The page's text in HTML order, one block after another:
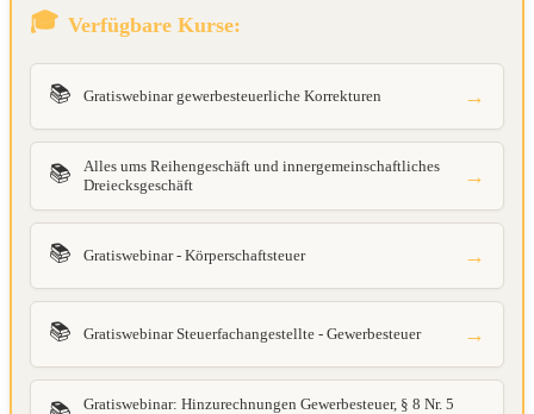
Verfügbare Kurse:
📚 Gratiswebinar gewerbesteuerliche Korrekturen →
📚
Alles ums Reihengeschäft und innergemeinschaftliches
Dreiecksgeschäft
→
📚 Gratiswebinar - Körperschaftsteuer →
📚 Gratiswebinar Steuerfachangestellte - Gewerbesteuer →
Gratiswebinar: Hinzurechnungen Gewerbesteuer, § 8 Nr. 5